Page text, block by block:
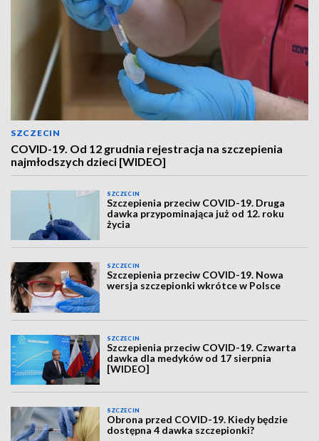
SZCZECIN
COVID-19. Od 12 grudnia rejestracja na szczepienia
najmłodszych dzieci [WIDEO]
SZCZECIN
Szczepienia przeciw COVID-19. Druga
dawka przypominająca już od 12. roku
życia
SZCZECIN
Szczepienia przeciw COVID-19. Nowa
wersja szczepionki wkrótce w Polsce
SZCZECIN
Szczepienia przeciw COVID-19. Czwarta
dawka dla medyków od 17 sierpnia
[WIDEO]
SZCZECIN
Obrona przed COVID-19. Kiedy będzie
dostępna 4 dawka szczepionki?